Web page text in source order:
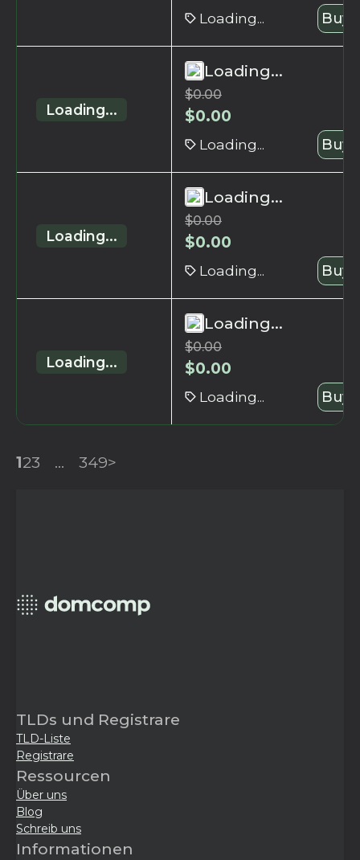
Loading... Buy
Loading...
Loading...
$0.00
$0.00
Loading... Buy
Loading...
Loading...
$0.00
$0.00
Loading... Buy
Loading...
Loading...
$0.00
$0.00
Loading... Buy
123 ... 349>
TLDs und Registrare
TLD-Liste
Registrare
Ressourcen
Über uns
Blog
Schreib uns
Informationen